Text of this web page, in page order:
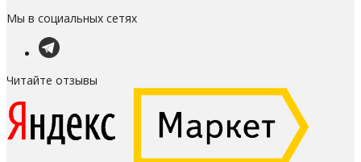
Мы в социальных сетях
Читайте отзывы